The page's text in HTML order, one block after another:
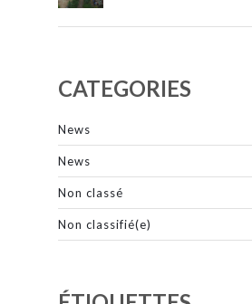
CATEGORIES
News
News
Non classé
Non classifié(e)